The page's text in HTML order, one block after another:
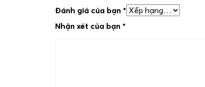
Đánh giá của bạn *
Nhận xét của bạn *